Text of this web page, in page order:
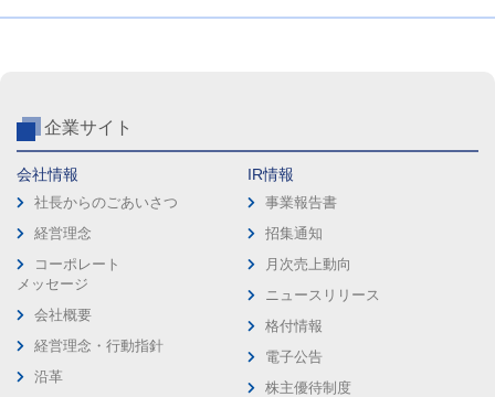
企業サイト
会社情報
社長からのごあいさつ
経営理念
コーポレート
メッセージ
会社概要
経営理念・行動指針
沿革
IR情報
事業報告書
招集通知
月次売上動向
ニュースリリース
格付情報
電子公告
株主優待制度